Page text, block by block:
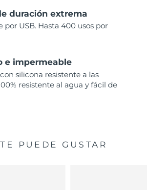
duración extrema
por USB. Hasta 400 usos por
e impermeable
silicona resistente a las
resistente al agua y fácil de
PUEDE GUSTAR